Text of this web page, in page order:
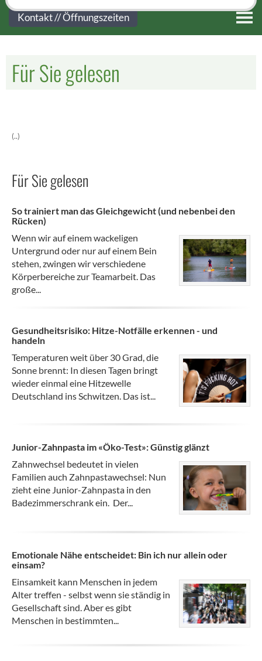
Kontakt
Für Sie gelesen
(..)
Für Sie gelesen
So trainiert man das Gleichgewicht (und nebenbei den
Rücken)
Wenn wir auf einem wackeligen
Untergrund oder nur auf einem Bein
stehen, zwingen wir verschiedene
Körperbereiche zur Teamarbeit. Das
große...
Gesundheitsrisiko: Hitze-Notfälle erkennen - und
handeln
Temperaturen weit über 30 Grad, die
Sonne brennt: In diesen Tagen bringt
wieder einmal eine Hitzewelle
Deutschland ins Schwitzen. Das ist...
Junior-Zahnpasta im «Öko-Test»: Günstig glänzt
Zahnwechsel bedeutet in vielen
Familien auch Zahnpastawechsel: Nun
zieht eine Junior-Zahnpasta in den
Badezimmerschrank ein. Der...
Emotionale Nähe entscheidet: Bin ich nur allein oder
einsam?
Einsamkeit kann Menschen in jedem
Alter treffen - selbst wenn sie ständig in
Gesellschaft sind. Aber es gibt
Menschen in bestimmten...
Kontakt // Öffnungszeiten